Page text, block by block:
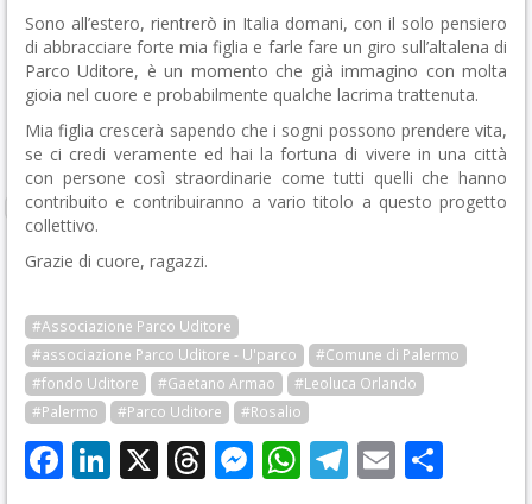
Sono all’estero, rientrerò in Italia domani, con il solo pensiero
di abbracciare forte mia figlia e farle fare un giro sull’altalena di
Parco Uditore, è un momento che già immagino con molta
gioia nel cuore e probabilmente qualche lacrima trattenuta.
Mia figlia crescerà sapendo che i sogni possono prendere vita,
se ci credi veramente ed hai la fortuna di vivere in una città
con persone così straordinarie come tutti quelli che hanno
contribuito e contribuiranno a vario titolo a questo progetto
collettivo.
Grazie di cuore, ragazzi.
#Associazione Parco Uditore
#associazione Parco Uditore - U'parco
#Comune di Palermo
#fondo Uditore
#Gaetano Armao
#Leoluca Orlando
#Palermo
#Parco Uditore #Rosalio
Facebook
LinkedIn
X Threads
Messenger
WhatsApp
Telegram
Email